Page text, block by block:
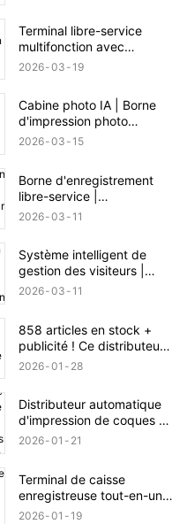
Terminal libre-service
multifonction avec
recyclage des pièces et
2026 03 19
Cabine photo IA | Borne
d'impression photo
intelligente pour
2026 03 15
Borne d'enregistrement
libre-service |
Enregistrement/départ
2026 03 11
Système intelligent de
gestion des visiteurs |
Solution d'enregistrement
2026 03 11
858 articles en stock +
publicité ! Ce distributeur
automatique de coques de
commerciale.
2026 01 28
Distributeur automatique
d'impression de coques de
téléphone personnalisées :
l'impression.
2026 01 21
Terminal de caisse
enregistreuse tout-en-un,
une qualité digne de
2026 01 19